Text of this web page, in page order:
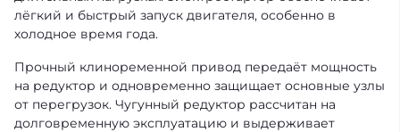
лёгкий и быстрый запуск двигателя, особенно в
холодное время года.
Прочный клиноременной привод передаёт мощность
на редуктор и одновременно защищает основные узлы
от перегрузок. Чугунный редуктор рассчитан на
долговременную эксплуатацию и выдерживает